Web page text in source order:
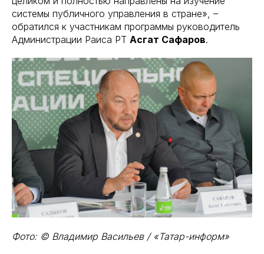
системы публичного управления в стране», –
обратился к участникам программы руководитель
Администрации Раиса РТ Асгат Сафаров.
Фото: © Владимир Васильев / «Татар-информ»